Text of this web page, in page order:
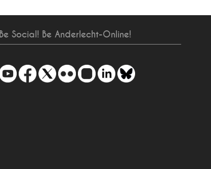
Be Social! Be Anderlecht-Online!